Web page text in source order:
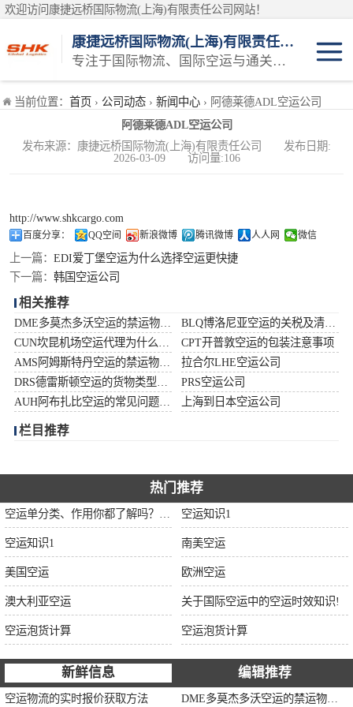
欢迎访问康捷远桥国际物流(上海)有限责任公司网站！
康捷远桥国际物流(上海)有限责任公司
专注于国际物流、国际空运与通关一体化一站式物流服务商
当前位置： 首页 › 公司动态 › 新闻中心 › 阿德莱德ADL空运公司
阿德莱德ADL空运公司
发布来源：康捷远桥国际物流(上海)有限责任公司 发布日期:
2026-03-09 访问量:106
http://www.shkcargo.com
百度分享： QQ空间 新浪微博 腾讯微博 人人网 微信
上一篇： EDI爱丁堡空运为什么选择空运更快捷
下一篇： 韩国空运公司
相关推荐
CPT开普敦空运的包装注意事项
拉合尔LHE空运公司
PRS空运公司
上海到日本空运公司
栏目推荐
热门推荐
空运知识1
空运知识1 南美空运
美国空运 欧洲空运
澳大利亚空运 关于国际空运中的空运时效知识!
空运泡货计算 空运泡货计算
新鲜信息 编辑推荐
空运物流的实时报价获取方法
日本空运
韩国空运
印度空运
巴基斯坦空运
澳大利亚空运
俄罗斯空运
加拿大空运
伊朗空运
中东空运
非洲空运
南美空运